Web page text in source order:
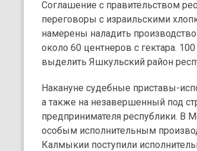
Соглашение с правительством
переговоры с израильскими
намерены наладить
около 60 центнеров с гектара.
выделить Яшкульский район
Накануне судебные приставы-
а также на незавершенный под
предпринимателя республики. В
особым исполнительным
Калмыкии поступили